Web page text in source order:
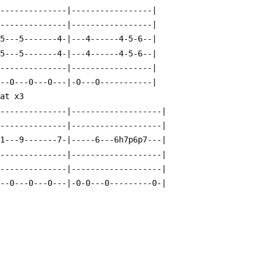
|-----------------|
|-----------------|
5-------4-|---4------4-5-6--|
5-------4-|---4------4-5-6--|
|-----------------|
0---0---0---|-0---0-----------|
Repeat x3
|-------------------|
|-------------------|
9-------7-|-----6---6h7p6p7---|
|-------------------|
|-------------------|
0---0---|-0-0---0---------0-|